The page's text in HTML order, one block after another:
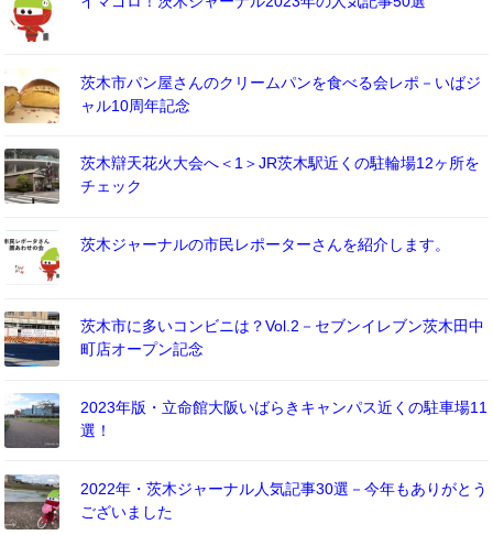
茨木市パン屋さんのクリームパンを食べる会レポ－いばジ
ャル10周年記念
茨木辯天花火大会へ＜1＞JR茨木駅近くの駐輪場12ヶ所を
チェック
茨木ジャーナルの市民レポーターさんを紹介します。
茨木市に多いコンビニは？Vol.2－セブンイレブン茨木田中
町店オープン記念
2023年版・立命館大阪いばらきキャンパス近くの駐車場11
選！
2022年・茨木ジャーナル人気記事30選－今年もありがとう
ございました